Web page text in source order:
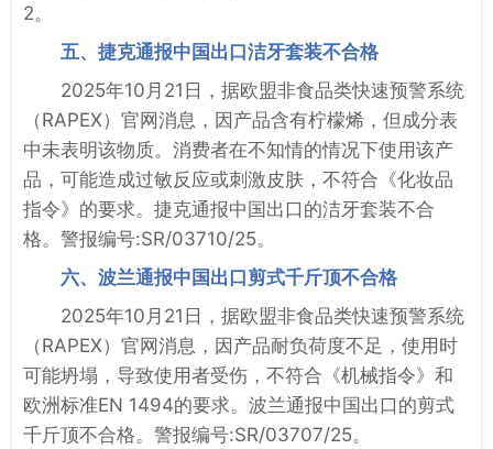
2。
五、捷克通报中国出口洁牙套装不合格
2025年10月21日，据欧盟非食品类快速预警系统
（RAPEX）官网消息，因产品含有柠檬烯，但成分表
中未表明该物质。消费者在不知情的情况下使用该产
品，可能造成过敏反应或刺激皮肤，不符合《化妆品
指令》的要求。捷克通报中国出口的洁牙套装不合
格。警报编号:SR/03710/25。
六、波兰通报中国出口剪式千斤顶不合格
2025年10月21日，据欧盟非食品类快速预警系统
（RAPEX）官网消息，因产品耐负荷度不足，使用时
可能坍塌，导致使用者受伤，不符合《机械指令》和
欧洲标准EN 1494的要求。波兰通报中国出口的剪式
千斤顶不合格。警报编号:SR/03707/25。